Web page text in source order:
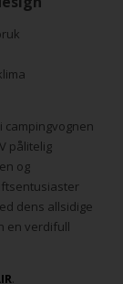
campingvognen
pålitelig
og
dens allsidige
en verdifull
.